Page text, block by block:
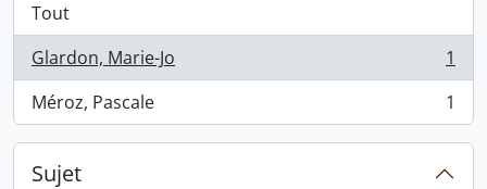
Tout
Glardon, Marie-Jo
, 1 résultats
1
Méroz, Pascale
, 1 résultats 1
Sujet